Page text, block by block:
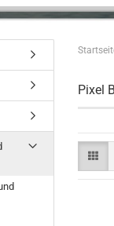
Pixel